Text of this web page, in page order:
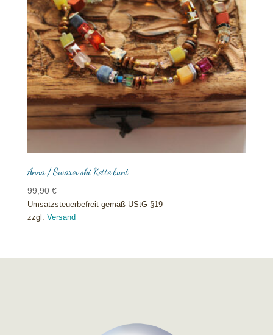
Anna / Swarovski Kette bunt
99,90 €
Umsatzsteuerbefreit gemäß UStG §19
zzgl. Versand